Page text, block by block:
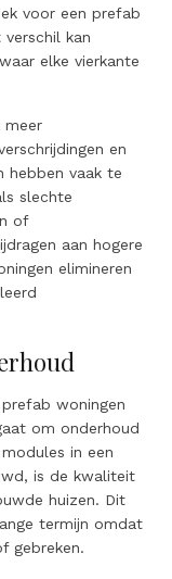
voor een prefab
kan
elke vierkante
meer
en
hebben vaak te
slechte
of
aan hogere
elimineren
woningen
om onderhoud
in een
is de kwaliteit
huizen. Dit
termijn omdat
gebreken.